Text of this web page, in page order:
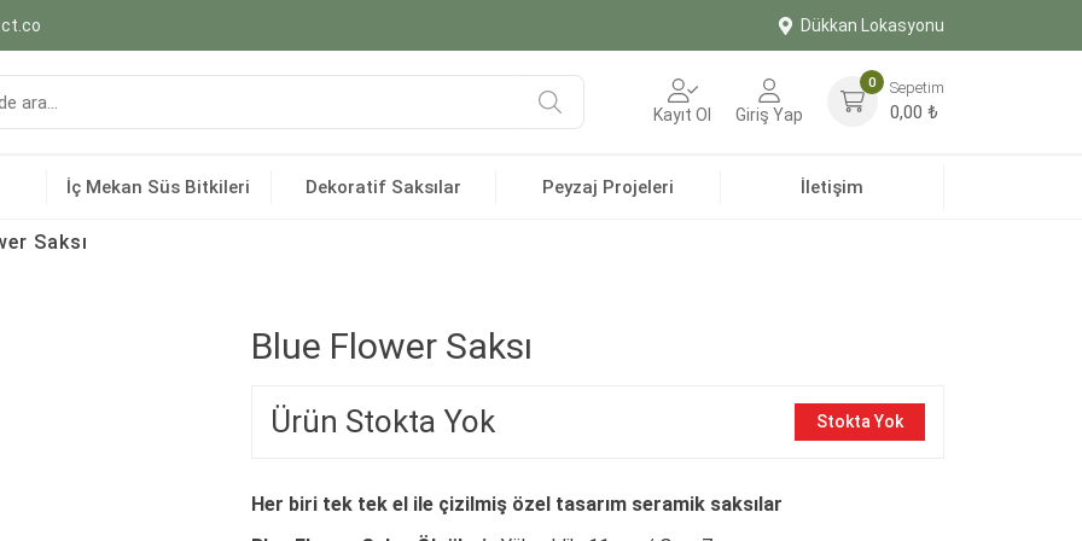
Dükkan Lokasyonu
Ara Kayıt Ol Giriş Yap
0 Sepetim
0,00 ₺
İç Mekan Süs Bitkileri Dekoratif Saksılar Peyzaj Projeleri İletişim
Saksı
Blue Flower Saksı
Ürün Stokta Yok Stokta Yok
Her biri tek tek el ile çizilmiş özel tasarım seramik saksılar